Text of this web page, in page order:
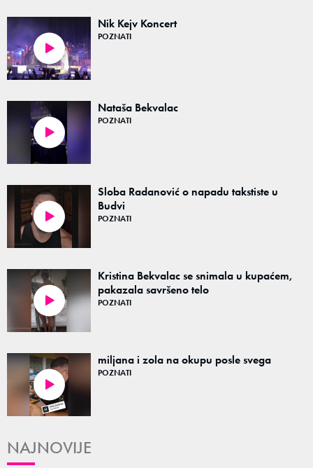
Nik Kejv Koncert
POZNATI
Nataša Bekvalac
POZNATI
Sloba Radanović o napadu takstiste u
Budvi
POZNATI
Kristina Bekvalac se snimala u kupaćem,
pakazala savršeno telo
POZNATI
miljana i zola na okupu posle svega
POZNATI
NAJNOVIJE